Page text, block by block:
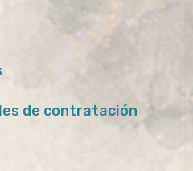
de contratación